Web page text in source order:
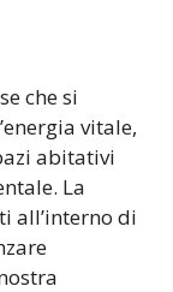
che si
vitale,
abitativi
La
all’interno di